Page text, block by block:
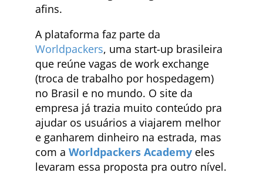
afins.
A plataforma faz parte da
Worldpackers, uma start-up brasileira
que reúne vagas de work exchange
(troca de trabalho por hospedagem)
no Brasil e no mundo. O site da
empresa já trazia muito conteúdo pra
ajudar os usuários a viajarem melhor
e ganharem dinheiro na estrada, mas
com a Worldpackers Academy eles
levaram essa proposta pra outro nível.